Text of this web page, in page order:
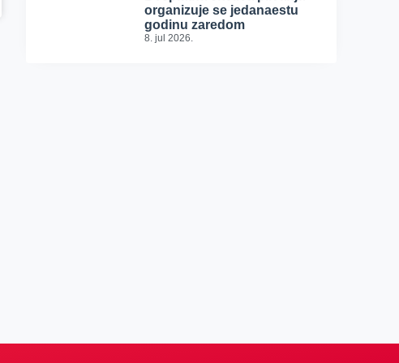
organizuje se jedanaestu
godinu zaredom
8. jul 2026.